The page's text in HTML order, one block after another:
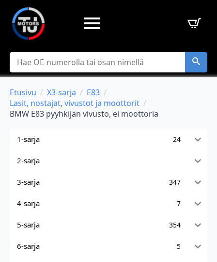
Hae
Etusivu X3-sarja
E83
Lasit, nostajat, vivustot ja moottorit
BMW E83 pyyhkijän vivusto, ei moottoria
1-sarja 24
2-sarja
3-sarja 347
4-sarja 7
5-sarja 354
6-sarja 5